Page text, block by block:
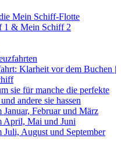
Mein Schiff-Flotte
1 & Mein Schiff 2
Klarheit vor dem Buchen |
sie für manche die perfekte
andere sie hassen
Januar, Februar und März
April, Mai und Juni
Juli, August und September